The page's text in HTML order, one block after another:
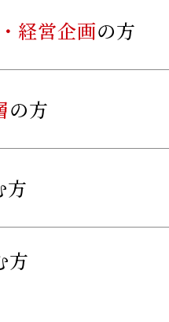
経営企画の方
の方
方
方